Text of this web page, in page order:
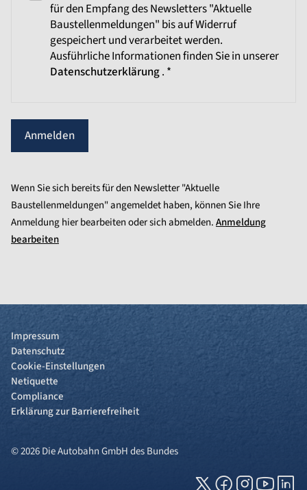
für den Empfang des Newsletters "Aktuelle
Baustellenmeldungen" bis auf Widerruf
gespeichert und verarbeitet werden.
Ausführliche Informationen finden Sie in unserer
Datenschutzerklärung . *
Anmelden
Wenn Sie sich bereits für den Newsletter "Aktuelle
Baustellenmeldungen" angemeldet haben, können Sie Ihre
Anmeldung hier bearbeiten oder sich abmelden.Anmeldung
bearbeiten
Impressum
Datenschutz
Cookie-Einstellungen
Netiquette
Compliance
Erklärung zur Barrierefreiheit
© 2026 Die Autobahn GmbH des Bundes